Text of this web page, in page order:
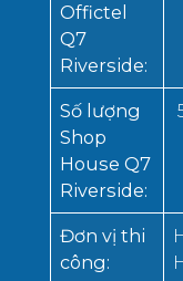
Offictel
Q7
Riverside:
Số lượng
Shop
House Q7
Riverside:
Đơn vị thi
công: